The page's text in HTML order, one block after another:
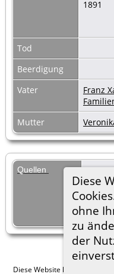
Diese
ohne
zu
der
1891
Tod
Beerdigung
Vater
Franz
Mutter
Quellen [
Diese Website läuft mit